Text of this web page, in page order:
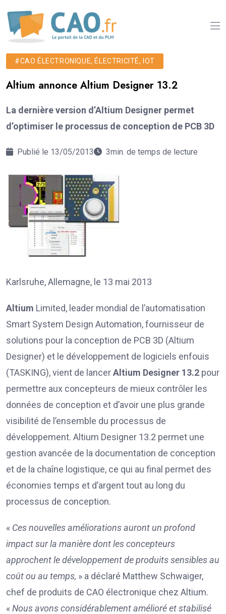
#CAO ÉLECTRONIQUE, ÉLECTRICITÉ, IOT
Altium annonce Altium Designer 13.2
La dernière version d’Altium Designer permet
d’optimiser le processus de conception de PCB 3D
Publié le 13/05/2013 3min. de temps de lecture
Karlsruhe, Allemagne, le 13 mai 2013
Altium Limited, leader mondial de l’automatisation
Smart System Design Automation, fournisseur de
solutions pour la conception de PCB 3D (Altium
Designer) et le développement de logiciels enfouis
(TASKING), vient de lancerAltium Designer 13.2 pour
permettre aux concepteurs de mieux contrôler les
données de conception et d’avoir une plus grande
visibilité de l’ensemble du processus de
développement. Altium Designer 13.2 permet une
gestion avancée de la documentation de conception
et de la chaîne logistique, ce qui au final permet des
économies temps et d’argent tout au long du
processus de conception.
« Ces nouvelles améliorations auront un profond
impact sur la manière dont les concepteurs
approchent le développement de produits sensibles au
coût ou au temps, » a déclaré Matthew Schwaiger,
chef de produits de CAO électronique chez Altium.
«Nous avons considérablement amélioré et stabilisé